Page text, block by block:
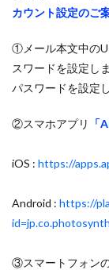
カウント設定のご
①メール本文中の
スワードを設定しま
パスワードを設定
②スマホアプリ 「
iOS : https://
Android : https://
③スマートフォン